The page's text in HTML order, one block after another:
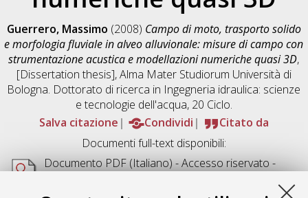
Guerrero, Massimo (2008) Campo di moto, trasporto solido
e morfologia fluviale in alveo alluvionale: misure di campo con
strumentazione acustica e modellazioni numeriche quasi 3D,
[Dissertation thesis], Alma Mater Studiorum Università di
Bologna. Dottorato di ricerca in Ingegneria idraulica: scienze
e tecnologie dell'acqua, 20 Ciclo.
Salva citazione
Condividi
Citato da
Documenti full-text disponibili:
Documento PDF(Italiano) - Accesso riservato -
Acrobat Reader